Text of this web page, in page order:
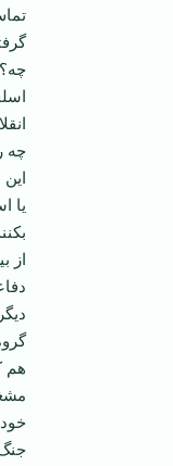
چه
یا
از
هم